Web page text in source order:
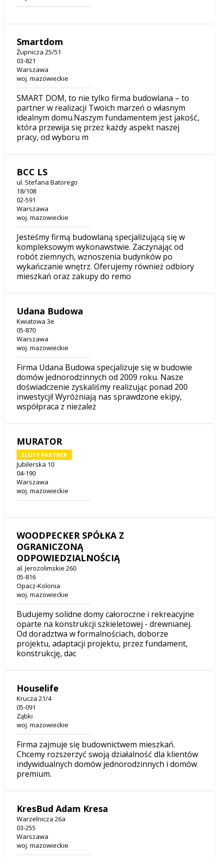
Smartdom
Żupnicza 25/51
03-821
Warszawa
woj. mazowieckie
SMART DOM, to nie tylko firma budowlana – to
partner w realizacji Twoich marzeń o własnym
idealnym domu.Naszym fundamentem jest jakość,
która przewija się przez każdy aspekt naszej
pracy, od wyboru m
BCC LS
ul. Stefana Batorego
18/108
02-591
Warszawa
woj. mazowieckie
Jesteśmy firmą budowlaną specjalizującą się w
kompleksowym wykonawstwie. Zaczynając od
robót ziemnych, wznoszenia budynków po
wykańczanie wnętrz. Oferujemy również odbiory
mieszkań oraz zakupy do remo
Udana Budowa
Kwiatowa 3e
05-870
Warszawa
woj. mazowieckie
Firma Udana Budowa specjalizuje się w budowie
domów jednorodzinnych od 2009 roku. Nasze
doświadczenie zyskaliśmy realizując ponad 200
inwestycji! Wyróżniają nas sprawdzone ekipy,
współpraca z niezależ
MURATOR
ZŁOTY PARTNER
Jubilerska 10
04-190
Warszawa
woj. mazowieckie
WOODPECKER SPÓŁKA Z
OGRANICZONĄ
ODPOWIEDZIALNOŚCIĄ
al. Jerozolimskie 260
05-816
Opacz-Kolonia
woj. mazowieckie
Budujemy solidne domy całoroczne i rekreacyjne
oparte na konstrukcji szkieletowej - drewnianej.
Od doradztwa w formalnościach, doborze
projektu, adaptacji projektu, przez fundament,
konstrukcję, dac
Houselife
Krucza 21/4
05-091
Ząbki
woj. mazowieckie
Firma zajmuje się budownictwem mieszkań.
Chcemy rozszerzyć swoją działalność dla klientów
indywidualnych domów jednorodzinnych i domów
premium.
KresBud Adam Kresa
Warzelnicza 26a
03-255
Warszawa
woj. mazowieckie